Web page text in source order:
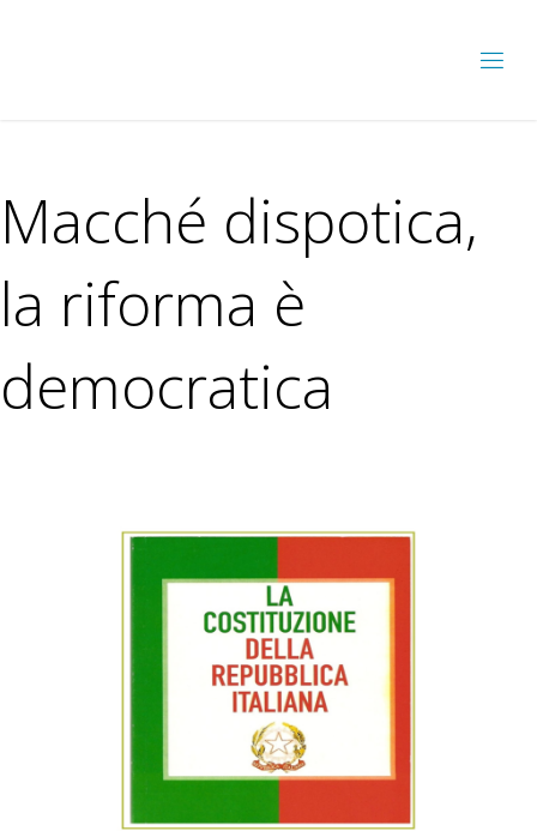
Macché dispotica,
la riforma è
democratica